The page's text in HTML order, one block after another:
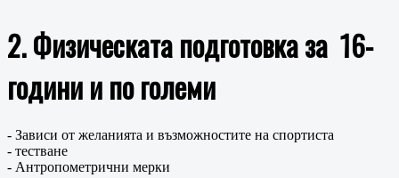
2. Физическата подготовка за 16-
години и по големи
- Зависи от желанията и възможностите на спортиста
- тестване
- Антропометрични мерки